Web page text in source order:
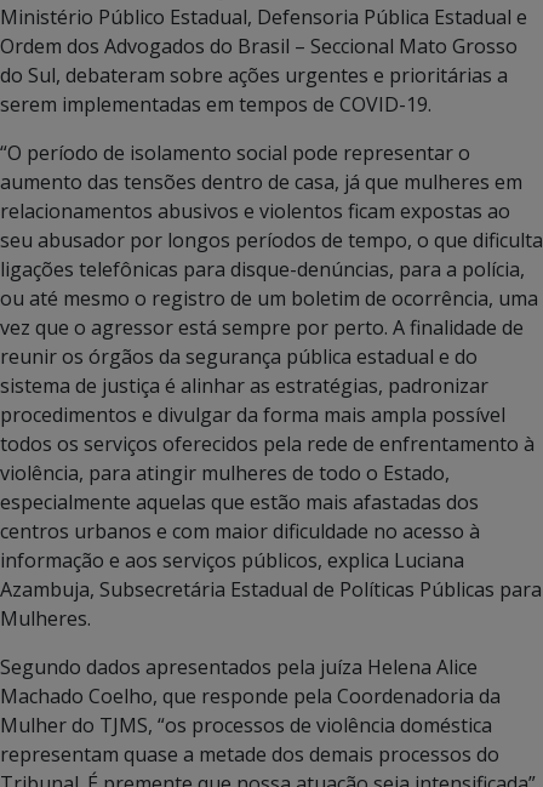
Ministério Público Estadual, Defensoria Pública Estadual e
Ordem dos Advogados do Brasil – Seccional Mato Grosso
do Sul, debateram sobre ações urgentes e prioritárias a
serem implementadas em tempos de COVID-19.
“O período de isolamento social pode representar o
aumento das tensões dentro de casa, já que mulheres em
relacionamentos abusivos e violentos ficam expostas ao
seu abusador por longos períodos de tempo, o que dificulta
ligações telefônicas para disque-denúncias, para a polícia,
ou até mesmo o registro de um boletim de ocorrência, uma
vez que o agressor está sempre por perto. A finalidade de
reunir os órgãos da segurança pública estadual e do
sistema de justiça é alinhar as estratégias, padronizar
procedimentos e divulgar da forma mais ampla possível
todos os serviços oferecidos pela rede de enfrentamento à
violência, para atingir mulheres de todo o Estado,
especialmente aquelas que estão mais afastadas dos
centros urbanos e com maior dificuldade no acesso à
informação e aos serviços públicos, explica Luciana
Azambuja, Subsecretária Estadual de Políticas Públicas para
Mulheres.
Segundo dados apresentados pela juíza Helena Alice
Machado Coelho, que responde pela Coordenadoria da
Mulher do TJMS, “os processos de violência doméstica
representam quase a metade dos demais processos do